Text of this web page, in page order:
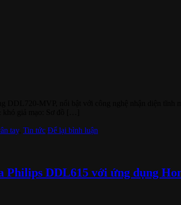
tay, Tin tức Để lại bình luận
Philips DDL615 với ứng dụng